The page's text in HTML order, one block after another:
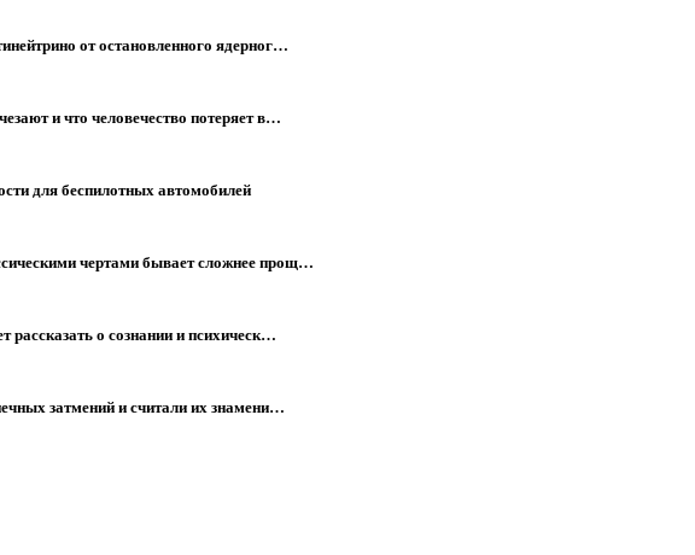
от остановленного ядерног…
и что человечество потеряет в…
для беспилотных автомобилей
чертами бывает сложнее прощ…
рассказать о сознании и психическ…
затмений и считали их знамени…